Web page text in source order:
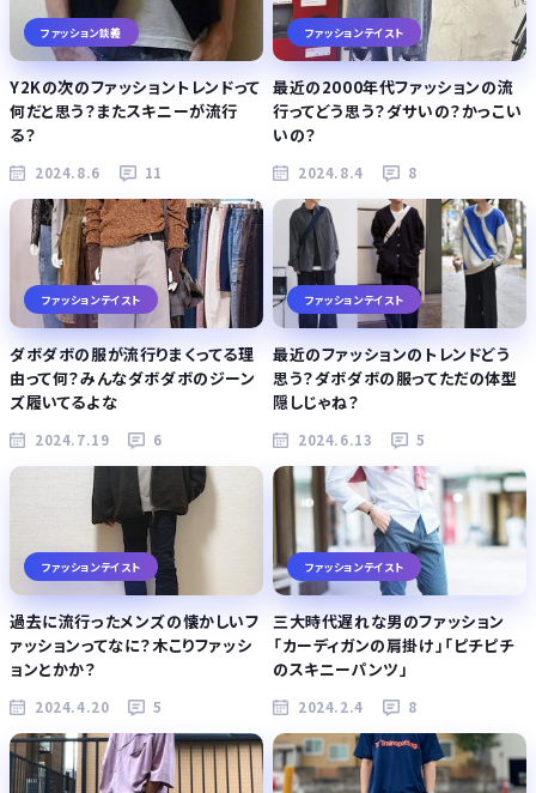
ファッション談義
Y2Kの次のファッショントレンドって
何だと思う？またスキニーが流行
る？
2024.8.6 11
ファッションテイスト
最近の2000年代ファッションの流
行ってどう思う？ダサいの？かっこい
いの？
2024.8.4 8
ファッションテイスト
ダボダボの服が流行りまくってる理
由って何？みんなダボダボのジーン
ズ履いてるよな
2024.7.19 6
ファッションテイスト
最近のファッションのトレンドどう
思う？ダボダボの服ってただの体型
隠しじゃね？
2024.6.13 5
ファッションテイスト
過去に流行ったメンズの懐かしいフ
ァッションってなに？木こりファッシ
ョンとかか？
2024.4.20 5
ファッションテイスト
三大時代遅れな男のファッション
「カーディガンの肩掛け」「ピチピチ
のスキニーパンツ」
2024.2.4 8